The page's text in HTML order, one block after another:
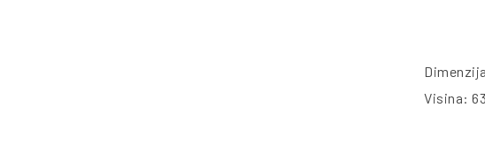
Visina: